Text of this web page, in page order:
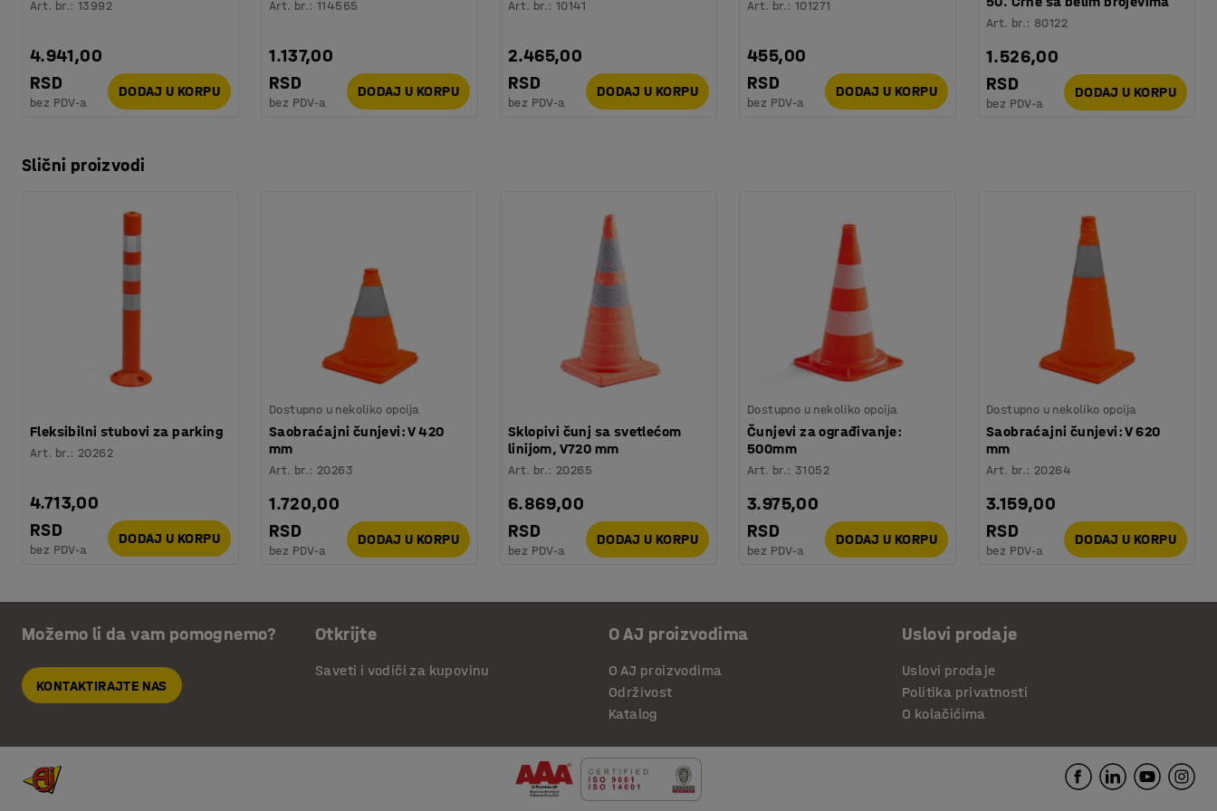
Art. br.:13992
4.941,00
RSD
bez PDV-a
DODAJ U KORPU
Art. br.:114565
1.137,00
RSD
bez PDV-a
DODAJ U KORPU
Art. br.:10141
2.465,00
RSD
bez PDV-a
DODAJ U KORPU
Art. br.:101271
455,00
RSD
bez PDV-a
DODAJ U KORPU
Art. br.: 80122
1.526,00
RSD
bez PDV-a
DODAJ U KORPU
Slični proizvodi
Fleksibilni stubovi za parking
Art. br.: 20262
4.713,00
RSD
bez PDV-a
DODAJ U KORPU
Dostupno u nekoliko opcija
Saobraćajni čunjevi: V 420
mm
Art. br.: 20263
1.720,00
RSD
bez PDV-a
DODAJ U KORPU
Sklopivi čunj sa svetlećom
linijom, V720 mm
Art. br.: 20265
6.869,00
RSD
bez PDV-a
DODAJ U KORPU
Dostupno u nekoliko opcija
Čunjevi za ograđivanje:
500mm
Art. br.:31052
3.975,00
RSD
bez PDV-a
DODAJ U KORPU
Dostupno u nekoliko opcija
Saobraćajni čunjevi: V 620
mm
Art. br.: 20264
3.159,00
RSD
bez PDV-a
DODAJ U KORPU
Možemo li da vam pomognemo?
KONTAKTIRAJTE NAS
Otkrijte
Saveti i vodiči za kupovinu
O AJ proizvodima
O AJ proizvodima
Održivost
Katalog
Uslovi prodaje
Uslovi prodaje
Politika privatnosti
O kolačićima